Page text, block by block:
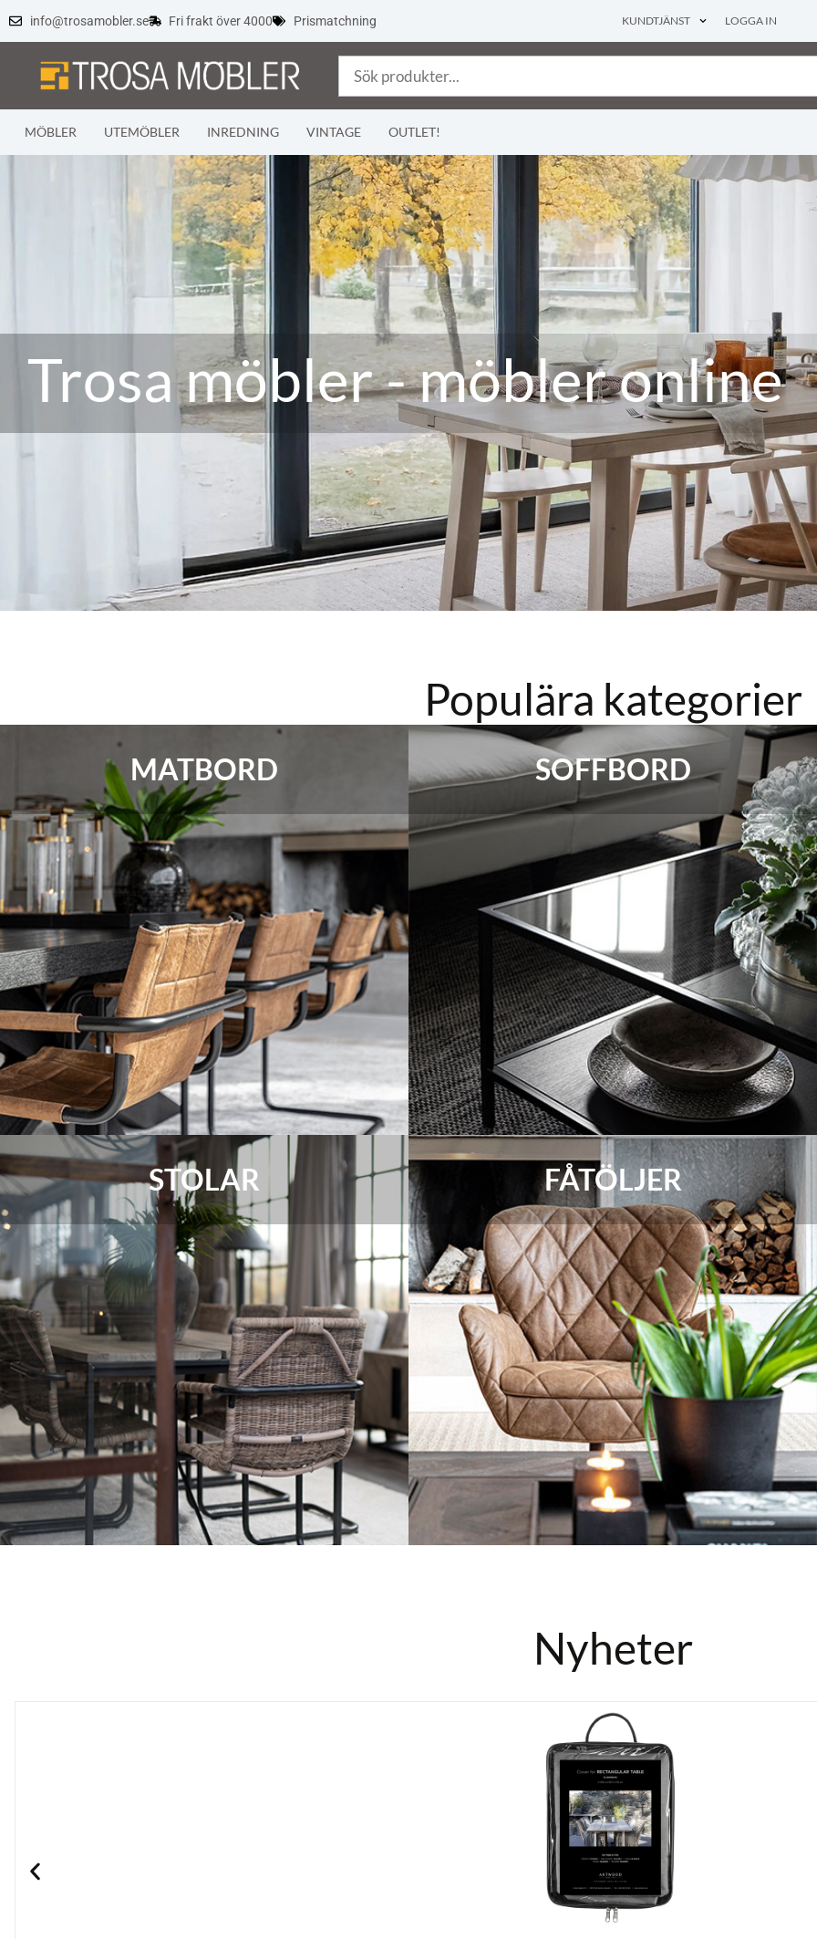
info@trosamobler.se Fri frakt över 4000 Prismatchning KUNDTJÄNST LOGGA IN
MÖBLER UTEMÖBLER INREDNING VINTAGE OUTLET!
Trosa möbler - möbler online
Populära kategorier
MATBORD SOFFBORD
STOLAR FÅTÖLJER
Nyheter